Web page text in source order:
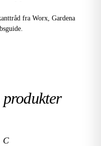
fra Worx, Gardena
C